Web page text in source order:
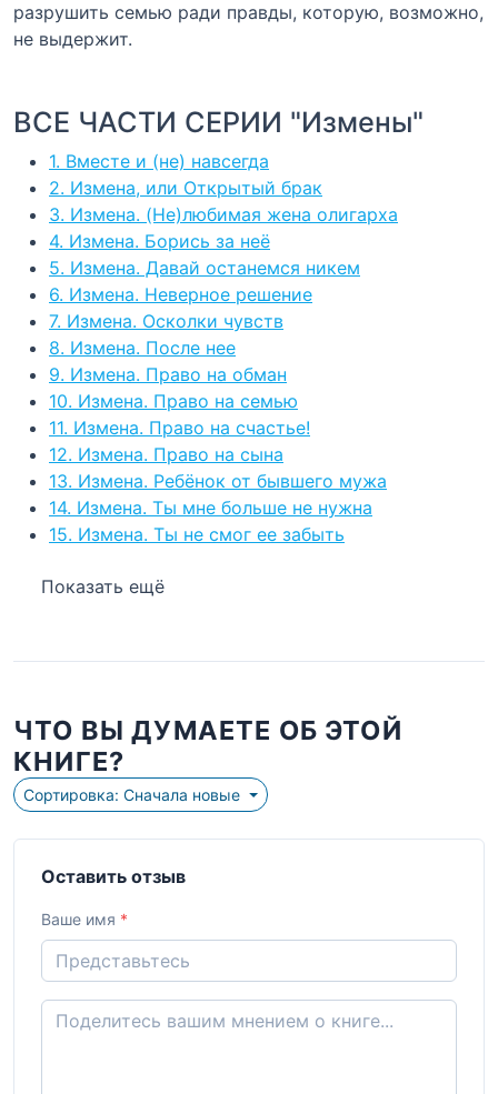
разрушить семью ради правды, которую, возможно,
не выдержит.
ВСЕ ЧАСТИ СЕРИИ "Измены"
1. Вместе и (не) навсегда
2. Измена, или Открытый брак
3. Измена. (Не)любимая жена олигарха
4. Измена. Борись за неё
5. Измена. Давай останемся никем
6. Измена. Неверное решение
7. Измена. Осколки чувств
8. Измена. После нее
9. Измена. Право на обман
10. Измена. Право на семью
11. Измена. Право на счастье!
12. Измена. Право на сына
13. Измена. Ребёнок от бывшего мужа
14. Измена. Ты мне больше не нужна
15. Измена. Ты не смог ее забыть
Показать ещё
ЧТО ВЫ ДУМАЕТЕ ОБ ЭТОЙ
КНИГЕ?
Сортировка: Сначала новые
Оставить отзыв
Ваше имя *